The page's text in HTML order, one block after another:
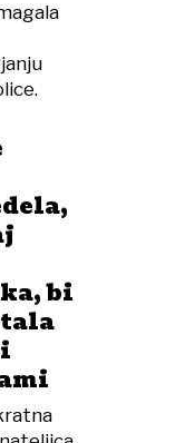
bi